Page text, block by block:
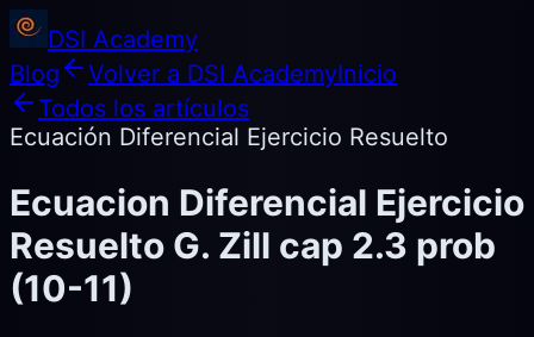
DSI Academy
Blog
Volver a DSI AcademyInicio
Todos los artículos
Ecuación Diferencial Ejercicio Resuelto
Ecuacion Diferencial Ejercicio
Resuelto G. Zill cap 2.3 prob
(10-11)